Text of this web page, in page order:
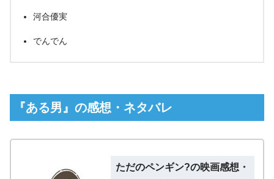
河合優実
でんでん
『ある男』の感想・ネタバレ
ただのペンギン?の映画感想・